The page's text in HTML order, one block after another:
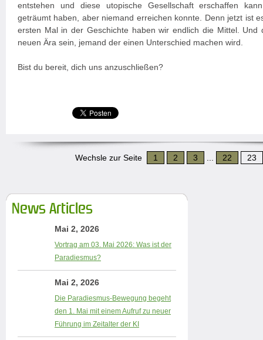
entstehen und diese utopische Gesellschaft erschaffen
geträumt haben, aber niemand erreichen konnte. Denn jetzt ist
ersten Mal in der Geschichte haben wir endlich die Mittel. Und
neuen Ära sein, jemand der einen Unterschied machen wird.
Bist du bereit, dich uns anzuschließen?
Wechsle zur Seite 1 2 3 22 23
News Articles
Mai 2, 2026
Vortrag am 03. Mai 2026: Was ist der
Paradiesmus?
Mai 2, 2026
Die Paradiesmus-Bewegung begeht
den 1. Mai mit einem Aufruf zu neuer
Führung im Zeitalter der KI